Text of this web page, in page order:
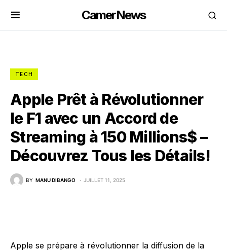
CamerNews
TECH
Apple Prêt à Révolutionner
le F1 avec un Accord de
Streaming à 150 Millions$ –
Découvrez Tous les Détails!
BY MANU DIBANGO JUILLET 11, 2025
Apple se prépare à révolutionner la diffusion de la